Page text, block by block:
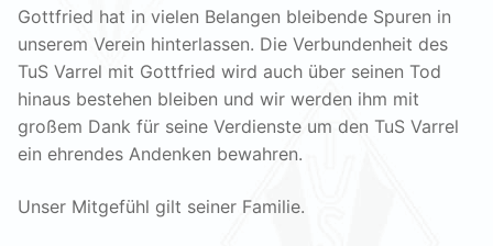
Gottfried hat in vielen Belangen bleibende Spuren in
unserem Verein hinterlassen. Die Verbundenheit des
TuS Varrel mit Gottfried wird auch über seinen Tod
hinaus bestehen bleiben und wir werden ihm mit
großem Dank für seine Verdienste um den TuS Varrel
ein ehrendes Andenken bewahren.
Unser Mitgefühl gilt seiner Familie.